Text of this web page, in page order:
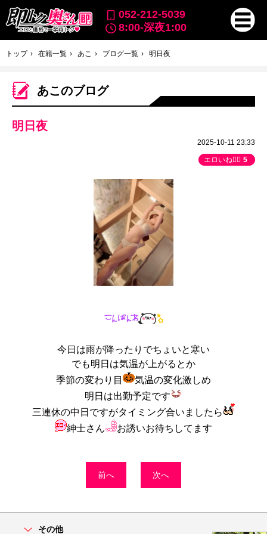
052-212-5039
8:00-深夜1:00
トップ 在籍一覧 あこ ブログ一覧 明日夜
あこのブログ
明日夜
2025-10-11 23:33
エロいね👍🏻 5
今日は雨が降ったりでちょいと寒い
でも明日は気温が上がるとか
季節の変わり目
気温の変化激しめ
明日は出勤予定です
三連休の中日ですがタイミング合いましたら
紳士さん
お誘いお待ちしてます
前へ 次へ
その他